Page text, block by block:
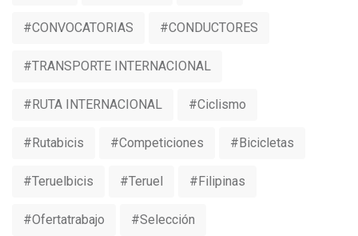
#CONVOCATORIAS #CONDUCTORES
#TRANSPORTE INTERNACIONAL
#RUTA INTERNACIONAL #ciclismo
#rutabicis #competiciones #bicicletas
#teruelbicis #teruel #Filipinas
#ofertatrabajo #selección